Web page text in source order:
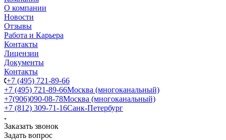
О компании
Новости
Отзывы
Работа и Карьера
Контакты
Лицензии
Документы
Контакты
+7 (495) 721-89-66
+7 (495) 721-89-66Москва (многоканальный)
+7(906)090-08-78Москва (многоканальный)
+7 (812) 309-71-16Санк-Петербург
Заказать звонок
Задать вопрос